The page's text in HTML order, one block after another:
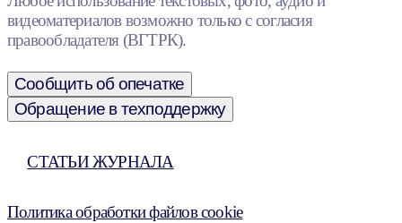
видеоматериалов возможно только с согласия
правообладателя (ВГТРК).
Сообщить об опечатке
Обращение в техподдержку
СТАТЬИ ЖУРНАЛА
Политика обработки файлов cookie